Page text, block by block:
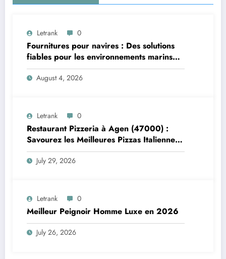
Letrank 0
Fournitures pour navires : Des solutions
fiables pour les environnements marins
exigeants
August 4, 2026
Letrank 0
Restaurant Pizzeria à Agen (47000) :
Savourez les Meilleures Pizzas Italiennes
chez Trattoria Pasta Pizza Brax
July 29, 2026
Letrank 0
Meilleur Peignoir Homme Luxe en 2026
July 26, 2026